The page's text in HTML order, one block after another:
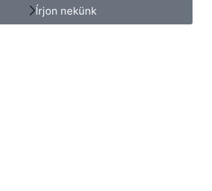
Írjon nekünk